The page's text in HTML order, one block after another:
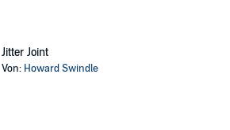
he must check into a residential
to recovery is jolted, however, when two
Each corpse carries a quote from the
and each is connected to some
Jeb begins to fear that he is the real
Jitter Joint
Von: Howard Swindle